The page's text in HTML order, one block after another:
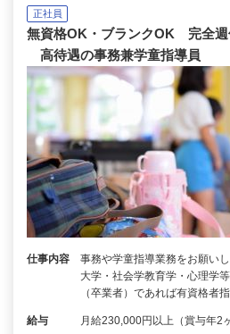
正社員
無資格OK・ブランクOK 完全週
高待遇の事務兼学童指導員
仕事内容
事務や学童指導業務をお願い
大学・社会学教育学・心理学
（卒業者）であれば有資格者
給与 月給230,000円以上（賞与年2